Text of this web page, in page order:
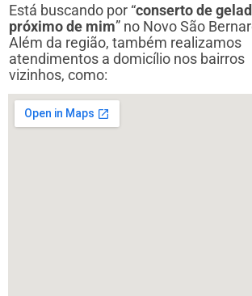
Está buscando por “conserto de
próximo de mim” no Novo São
Além da região, também realizamos
atendimentos a domicílio nos bairros
vizinhos, como: